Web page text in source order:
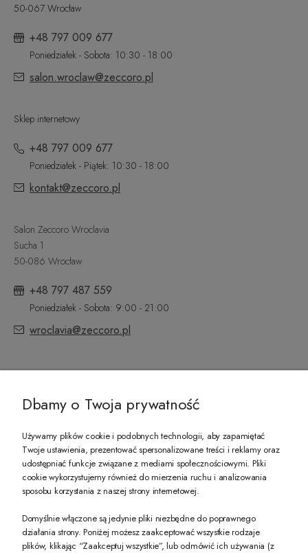
50-067 Wrocław
+48 797 009 677
Poniedziałek - Sobota: 10:30 - 18:00
salon.wroclaw@zeccoro.pl
Sklep internetowy
+48 797 009 677
Poniedziałek - Piątek: 10:30 - 18:00
kontakt@zeccoro.pl
Salon Zeccoro Wroclavia
Sucha 1
50-086 Wrocław
+48 797 487 559
Poniedziałek - Sobota: 9:00 - 21:00
wroclavia@zeccoro.pl
PREZENT DLA CIEBIE!
-10% na pierwsze zakupy na zeccoro.pl Gdy zapiszesz się do naszego
Dbamy o Twoja prywatność
Używamy plików cookie i podobnych technologii, aby zapamiętać
Twoje ustawienia, prezentować spersonalizowane treści i reklamy oraz
udostępniać funkcje związane z mediami społecznościowymi. Pliki
cookie wykorzystujemy również do mierzenia ruchu i analizowania
sposobu korzystania z naszej strony internetowej.
Domyślnie włączone są jedynie pliki niezbędne do poprawnego
działania strony. Poniżej możesz zaakceptować wszystkie rodzaje
plików, klikając “Zaakceptuj wszystkie”, lub odmówić ich używania (z